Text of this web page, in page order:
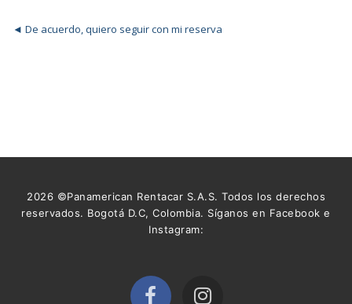
◄ De acuerdo, quiero seguir con mi reserva
2026 ©Panamerican Rentacar S.A.S. Todos los derechos
reservados. Bogotá D.C, Colombia. Síganos en Facebook e
Instagram: